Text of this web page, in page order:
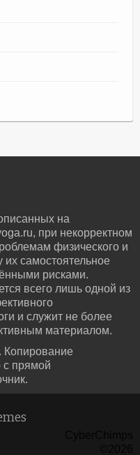
на
при некорректном
физического и
их самостоятельное
рисками.
всего лишь одной из
и служит не более
материалом.
Копирование
с прямой